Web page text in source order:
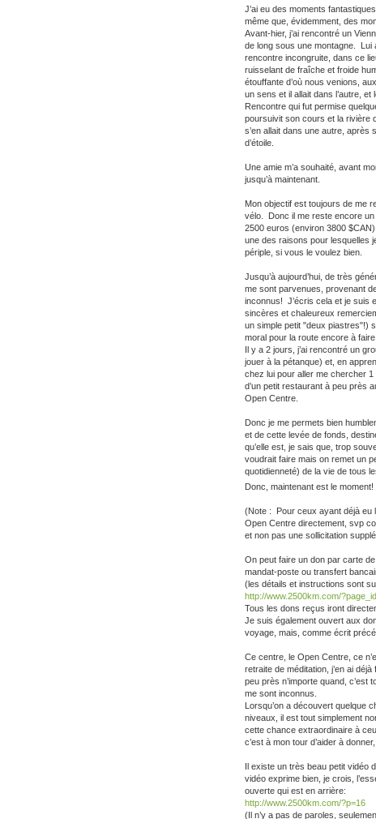
J’ai eu des moments
même que, évidemment, des
Avant-hier, j’ai rencontré un
de long sous une montagne. Lui
rencontre incongruite, dans ce
ruisselant de fraîche et froide
étouffante d’où nous venions,
un sens et il allait dans l’autre,
Rencontre qui fut permise
poursuivit son cours et la rivière
s’en allait dans une autre, après
d’étoile.
Une amie m’a souhaité, avant
jusqu’à maintenant.
Mon objectif est toujours de me
vélo. Donc il me reste encore
2500 euros (environ 3800
une des raisons pour lesquelles
périple, si vous le voulez bien.
Jusqu’à aujourd’hui, de très
me sont parvenues, provenant
inconnus! J’écris cela et je suis
sincères et chaleureux
un simple petit "deux piastres"!)
moral pour la route encore à faire.
Il y a 2 jours, j’ai rencontré un
jouer à la pétanque) et, en
chez lui pour aller me chercher
d’un petit restaurant à peu près
Open Centre.
Donc je me permets bien
et de cette levée de fonds,
qu’elle est, je sais que, trop
voudrait faire mais on remet un
quotidienneté) de la vie de tous
Donc, maintenant est le moment!
(Note : Pour ceux ayant déjà eu
Open Centre directement, svp
et non pas une sollicitation
On peut faire un don par carte
mandat-poste ou transfert
(les détails et instructions sont
http://www.2500km.com/
Tous les dons reçus iront
Je suis également ouvert aux
voyage, mais, comme écrit
Ce centre, le Open Centre, ce
retraite de méditation, j’en ai
peu près n’importe quand,
me sont inconnus.
Lorsqu’on a découvert quelque
niveaux, il est tout simplement
cette chance extraordinaire à
c’est à mon tour d’aider à
Il existe un très beau petit vidéo
vidéo exprime bien, je crois,
ouverte qui est en arrière:
http://www.2500km.com/?p=16
(Il n’y a pas de paroles,